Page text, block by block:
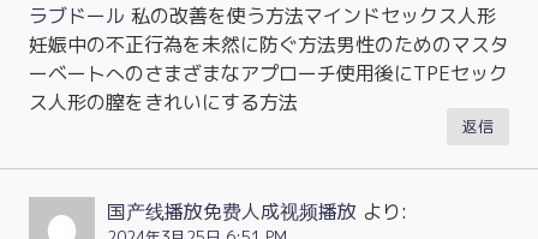
ラブドール 私の改善を使う方法マインドセックス人形
妊娠中の不正行為を未然に防ぐ方法男性のためのマスタ
ーベートへのさまざまなアプローチ使用後にTPEセック
ス人形の膣をきれいにする方法
返信
国产线播放免费人成视频播放 より: